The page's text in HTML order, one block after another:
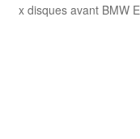
BMW
x disques avant BMW